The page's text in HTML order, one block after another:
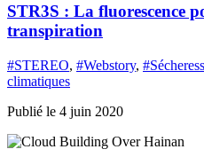
STR3S : La fluorescence
transpiration
#STEREO, #Webstory,
climatiques
Publié le 4 juin 2020